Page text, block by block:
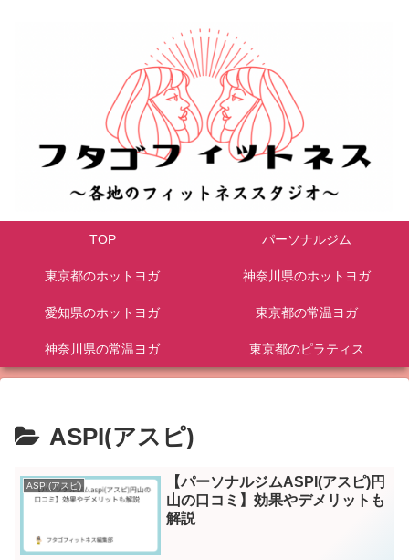
TOP パーソナルジム
東京都のホットヨガ 神奈川県のホットヨガ
愛知県のホットヨガ 東京都の常温ヨガ
神奈川県の常温ヨガ 東京都のピラティス
ASPI(アスピ)
ASPI(アスピ)
【パーソナルジムASPI(アスピ)円
山の口コミ】効果やデメリットも
解説